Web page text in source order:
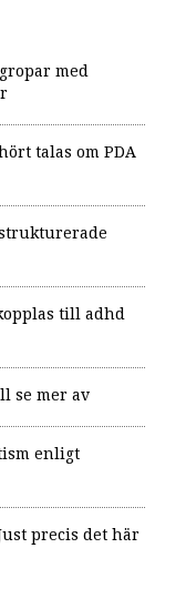
med
talas om PDA
till adhd
se mer av
enligt
precis det här